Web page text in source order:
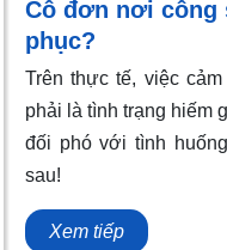
Cô đơn nơi công
phục?
Trên thực tế, việc
phải là tình trạng hiếm
đối phó với tình
sau!
Xem tiếp